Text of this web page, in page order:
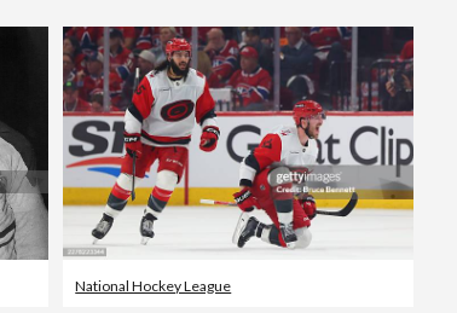
National Hockey League